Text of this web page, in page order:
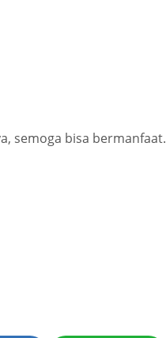
semoga bisa bermanfaat.